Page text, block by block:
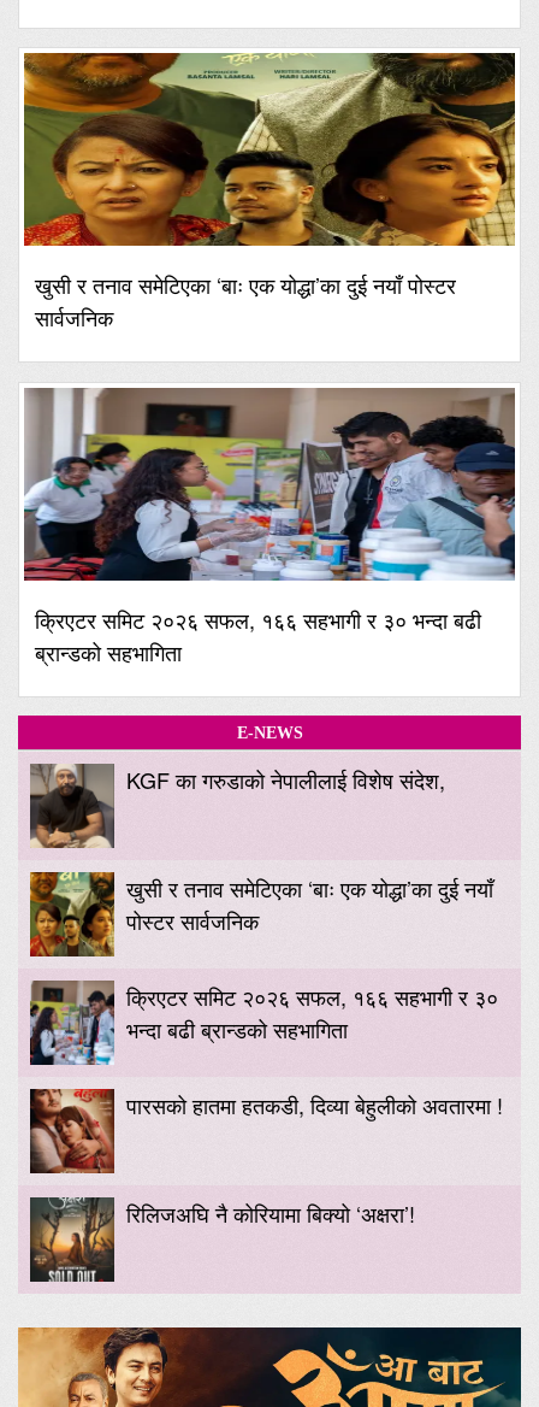
खुसी र तनाव समेटिएका ‘बाः एक योद्धा’का दुई नयाँ पोस्टर
सार्वजनिक
क्रिएटर समिट २०२६ सफल, १६६ सहभागी र ३० भन्दा बढी
ब्रान्डको सहभागिता
E-NEWS
KGF का गरुडाको नेपालीलाई विशेष संदेश,
खुसी र तनाव समेटिएका ‘बाः एक योद्धा’का दुई नयाँ
पोस्टर सार्वजनिक
क्रिएटर समिट २०२६ सफल, १६६ सहभागी र ३०
भन्दा बढी ब्रान्डको सहभागिता
पारसको हातमा हतकडी, दिव्या बेहुलीको अवतारमा !
रिलिजअघि नै कोरियामा बिक्यो ‘अक्षरा’!